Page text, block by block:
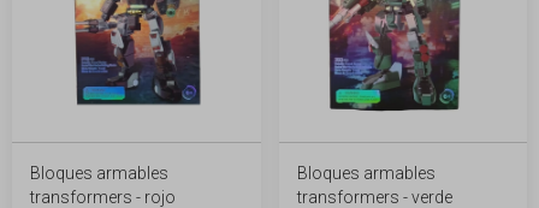
Bloques armables
transformers - rojo
Bloques armables
transformers - verde